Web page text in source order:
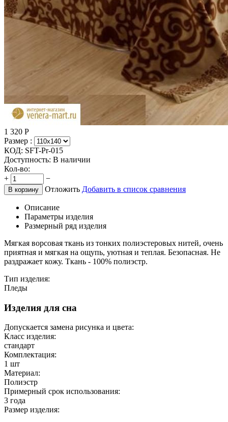
1 320 Р
Размер :
КОД: SFT-Pr-015
Доступность: В наличии
Кол-во:
+
−
В корзину Отложить Добавить в список сравнения
Описание
Параметры изделия
Размерный ряд изделия
Мягкая ворсовая ткань из тонких полиэстеровых нитей, очень
приятная и мягкая на ощупь, уютная и теплая. Безопасная. Не
раздражает кожу. Ткань - 100% полиэстр.
Тип изделия:
Пледы
Изделия для сна
Допускается замена рисунка и цвета:
Класс изделия:
стандарт
Комплектация:
1 шт
Материал:
Полиэстр
Примерный срок использования:
3 года
Размер изделия: